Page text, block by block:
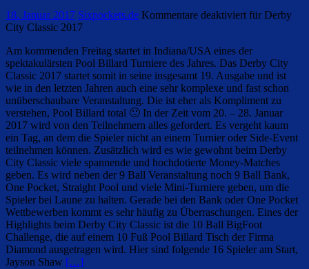
18. Januar 2017 Sixpockets.de Kommentare deaktiviert für Derby
City Classic 2017
Am kommenden Freitag startet in Indiana/USA eines der
spektakulärsten Pool Billard Turniere des Jahres. Das Derby City
Classic 2017 startet somit in seine insgesamt 19. Ausgabe und ist
wie in den letzten Jahren auch eine sehr komplexe und fast schon
unüberschaubare Veranstaltung. Die ist eher als Kompliment zu
verstehen, Pool Billard total 🙂 In der Zeit vom 20. – 28. Januar
2017 wird von den Teilnehmern alles gefordert. Es vergeht kaum
ein Tag, an dem die Spieler nicht an einem Turnier oder Side-Event
teilnehmen können. Zusätzlich wird es wie gewohnt beim Derby
City Classic viele spannende und hochdotierte Money-Matches
geben. Es wird neben der 9 Ball Veranstaltung noch 9 Ball Bank,
One Pocket, Straight Pool und viele Mini-Turniere geben, um die
Spieler bei Laune zu halten. Gerade bei den Bank oder One Pocket
Wettbewerben kommt es sehr häufig zu Überraschungen. Eines der
Highlights beim Derby City Classic ist die 10 Ball BigFoot
Challenge, die auf einem 10 Fuß Pool Billard Tisch der Firma
Diamond ausgetragen wird. Hier sind folgende 16 Spieler am Start,
Jayson Shaw […]